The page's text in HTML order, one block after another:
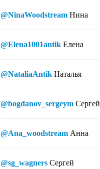
@NinaWoodstream Нина
@Elena1001antik Елена
@NataliaAntik Наталья
@bogdanov_sergeym Сергей
@Ana_woodstream Анна
@sg_wagners Сергей